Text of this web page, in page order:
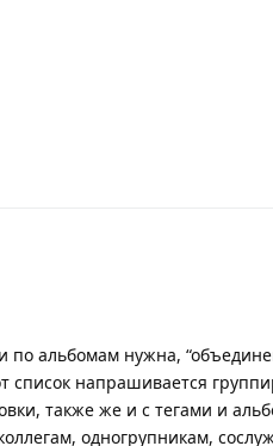
по альбомам нужна,
список напрашивается
также же и с тегами и
одногрупникам,